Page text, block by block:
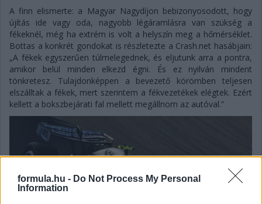
formula.hu - Do Not Process My Personal
Information
A finn elismerte: a Magyar Nagydíjon bebizonyosodott, hogy
újítás ide vagy oda, nagyobb légáramlásra van szükség a
fékeknél, még ha extrém is volt a helyszín meg a hőmérséklet.
Bottas a konkrét gondokat is részletezte a Crash.net hasábjain:
„A fékek egyszerűen túlmelegednek, és eljutunk arra a pontra,
amikor belül minden elkezd égni. És ez nyilván mindent
tönkretesz. Tulajdonképpen a bevezető körömben teljesen
elszálltak a fékek, mert szerintem a fékvezetékek elégtek. Ezért
kellett a bokszbejárati fal mellett megállnom az autóval.”